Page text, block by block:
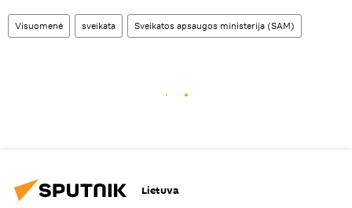
Visuomenė sveikata Sveikatos apsaugos ministerija (SAM)
Lietuva